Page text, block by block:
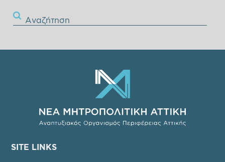
Αναζήτηση
SITE LINKS